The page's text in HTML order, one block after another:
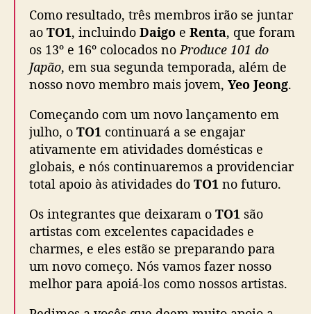
r
a
n
e
s
Como resultado, três membros irão se juntar
ao TO1, incluindo Daigo e Renta, que foram
os 13º e 16º colocados noProduce 101 do
Japão, em sua segunda temporada, além de
nosso novo membro mais jovem, Yeo Jeong.
Começando com um novo lançamento em
julho, o TO1 continuará a se engajar
ativamente em atividades domésticas e
globais, e nós continuaremos a providenciar
total apoio às atividades do TO1 no futuro.
Os integrantes que deixaram o TO1 são
artistas com excelentes capacidades e
charmes, e eles estão se preparando para
um novo começo. Nós vamos fazer nosso
melhor para apoiá-los como nossos artistas.